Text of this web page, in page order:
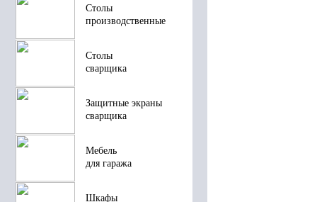
Столы
производственные
Столы
сварщика
Защитные экраны
сварщика
Мебель
для гаража
Шкафы